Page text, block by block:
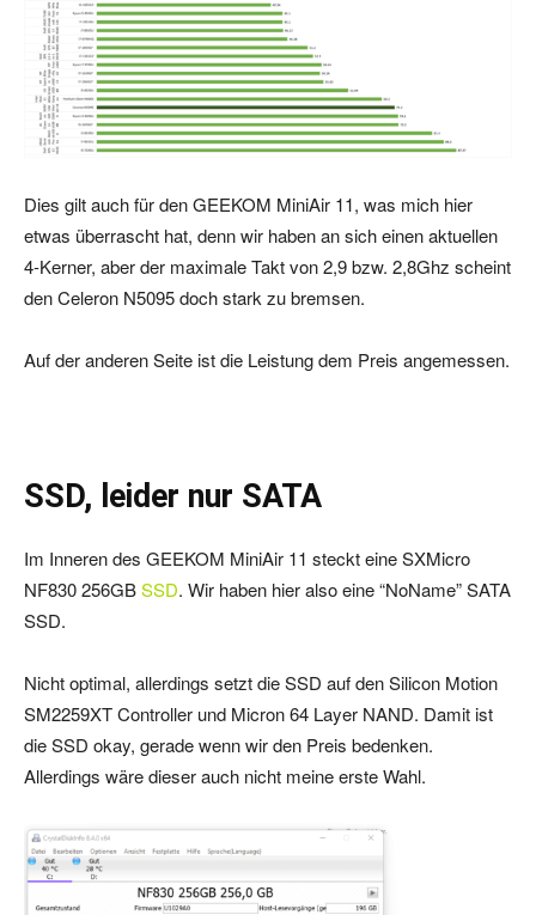
Dies gilt auch für den GEEKOM MiniAir 11, was mich hier
etwas überrascht hat, denn wir haben an sich einen aktuellen
4-Kerner, aber der maximale Takt von 2,9 bzw. 2,8Ghz scheint
den Celeron N5095 doch stark zu bremsen.
Auf der anderen Seite ist die Leistung dem Preis angemessen.
SSD, leider nur SATA
Im Inneren des GEEKOM MiniAir 11 steckt eine SXMicro
NF830 256GBSSD. Wir haben hier also eine “NoName” SATA
SSD.
Nicht optimal, allerdings setzt die SSD auf den Silicon Motion
SM2259XT Controller und Micron 64 Layer NAND. Damit ist
die SSD okay, gerade wenn wir den Preis bedenken.
Allerdings wäre dieser auch nicht meine erste Wahl.